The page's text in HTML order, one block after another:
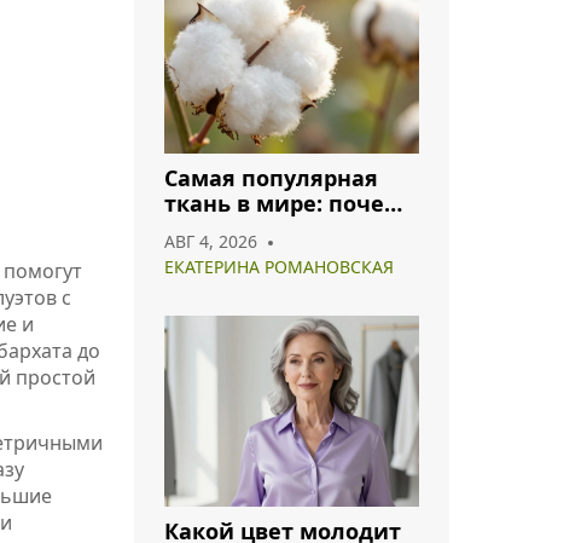
с
и
до
простой
Самая популярная
ткань в мире: почему
лидируют в 2026 году
АВГ 4, 2026
ЕКАТЕРИНА РОМАНОВСКАЯ
Какой цвет молодит